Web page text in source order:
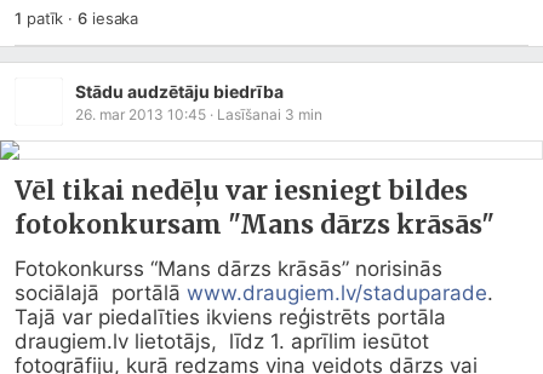
1 patīk ·6iesaka
Stādu audzētāju biedrība
26. mar 2013 10:45 · Lasīšanai 3 min
Vēl tikai nedēļu var iesniegt bildes
fotokonkursam "Mans dārzs krāsās"
Fotokonkurss “Mans dārzs krāsās” norisinās
sociālajā  portālā www.draugiem.lv/staduparade.
draugiem.lv lietotājs,  līdz 1. aprīlim iesūtot
fotogrāfiju, kurā redzams viņa veidots dārzs vai